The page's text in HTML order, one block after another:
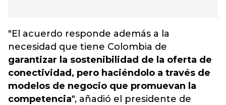
"El acuerdo responde además a la
necesidad que tiene Colombia de
garantizar la sostenibilidad de la oferta de
conectividad, pero haciéndolo a través de
modelos de negocio que promuevan la
competencia", añadió el presidente de